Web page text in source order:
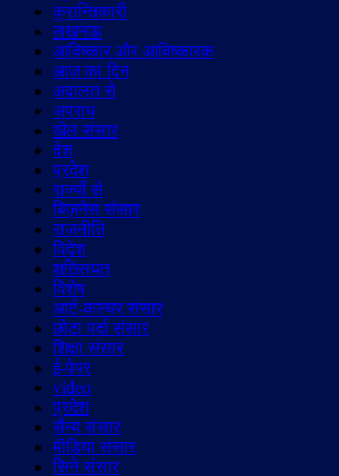
क्रान्तिकारी
लखनऊ
आविष्कार और आविष्कारक
आज का दिन
अदालत से
अपराध
खेल संसार
देश
प्रदेश
राज्यों से
बिज़नेस संसार
राजनीति
विदेश
शख़्सियत
विशेष
आर्ट-कल्चर संसार
छोटा पर्दा संसार
शिक्षा संसार
ई-पेपर
video
प्रदेश
सैन्य संसार
मीडिया संसार
सिने संसार